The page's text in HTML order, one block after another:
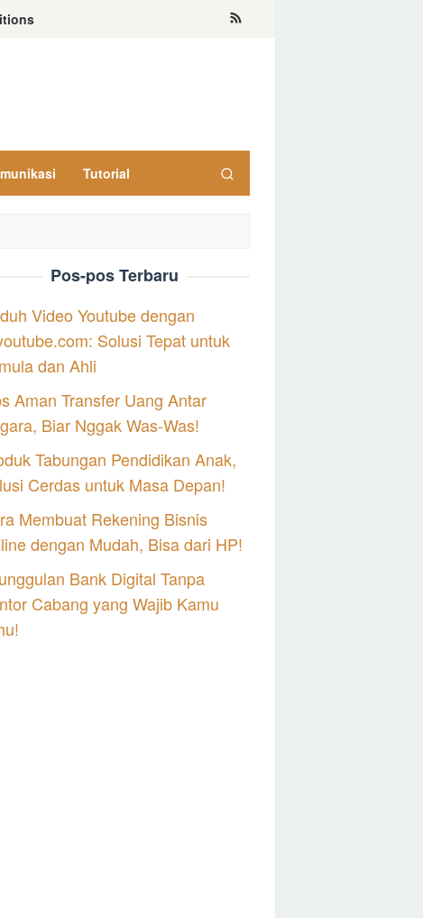
Tutorial
Pos-pos Terbaru
Video Youtube dengan
Solusi Tepat untuk
dan Ahli
Aman Transfer Uang Antar
Biar Nggak Was-Was!
Tabungan Pendidikan Anak,
Cerdas untuk Masa Depan!
Membuat Rekening Bisnis
dengan Mudah, Bisa dari HP!
Bank Digital Tanpa
Cabang yang Wajib Kamu